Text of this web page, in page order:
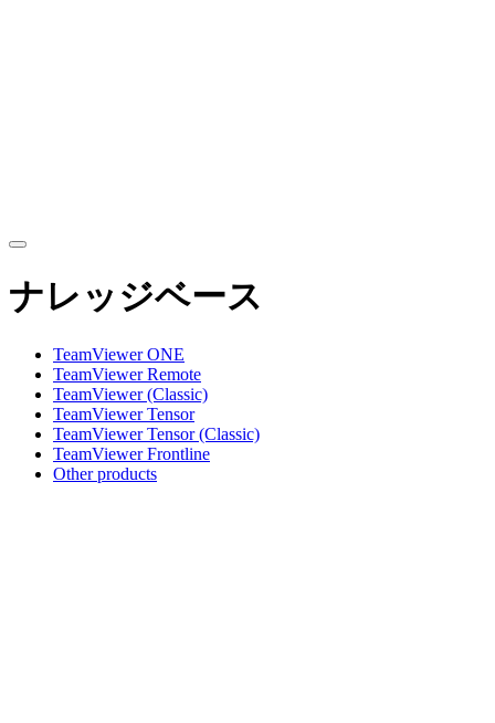
ナレッジベース
TeamViewer ONE
TeamViewer Remote
TeamViewer (Classic)
TeamViewer Tensor
TeamViewer Tensor (Classic)
TeamViewer Frontline
Other products